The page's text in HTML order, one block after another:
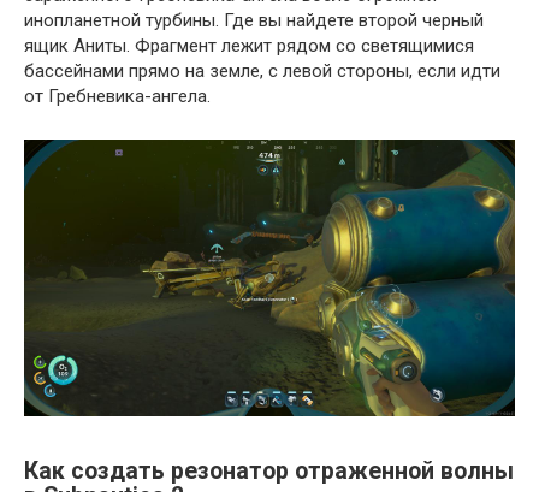
инопланетной турбины. Где вы найдете второй черный
ящик Аниты. Фрагмент лежит рядом со светящимися
бассейнами прямо на земле, с левой стороны, если идти
от Гребневика-ангела.
Как создать резонатор отраженной волны